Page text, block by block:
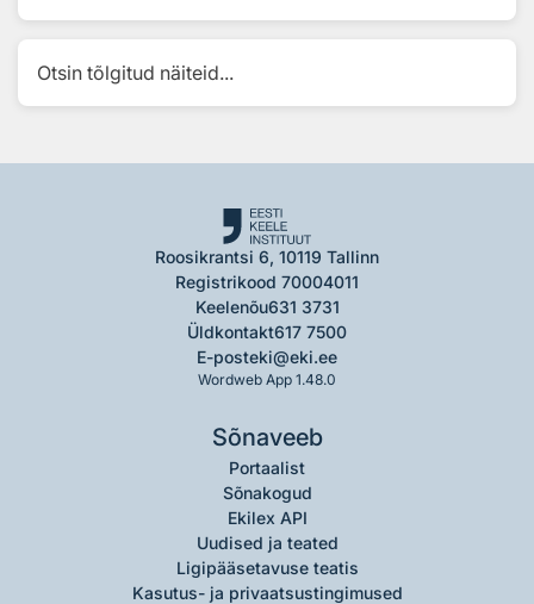
Otsin tõlgitud näiteid...
Roosikrantsi 6, 10119 Tallinn
Registrikood 70004011
Keelenõu631 3731
Üldkontakt617 7500
E-posteki@eki.ee
Wordweb App 1.48.0
Sõnaveeb
Portaalist
Sõnakogud
Ekilex API
Uudised ja teated
Ligipääsetavuse teatis
Kasutus- ja privaatsustingimused